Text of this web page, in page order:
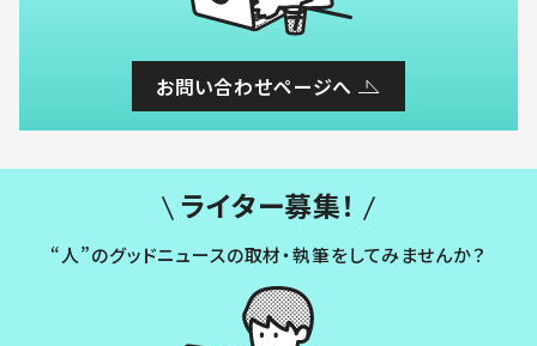
お問い合わせページへ
ライター募集！
“人”のグッドニュースの取材・執筆をしてみませんか？